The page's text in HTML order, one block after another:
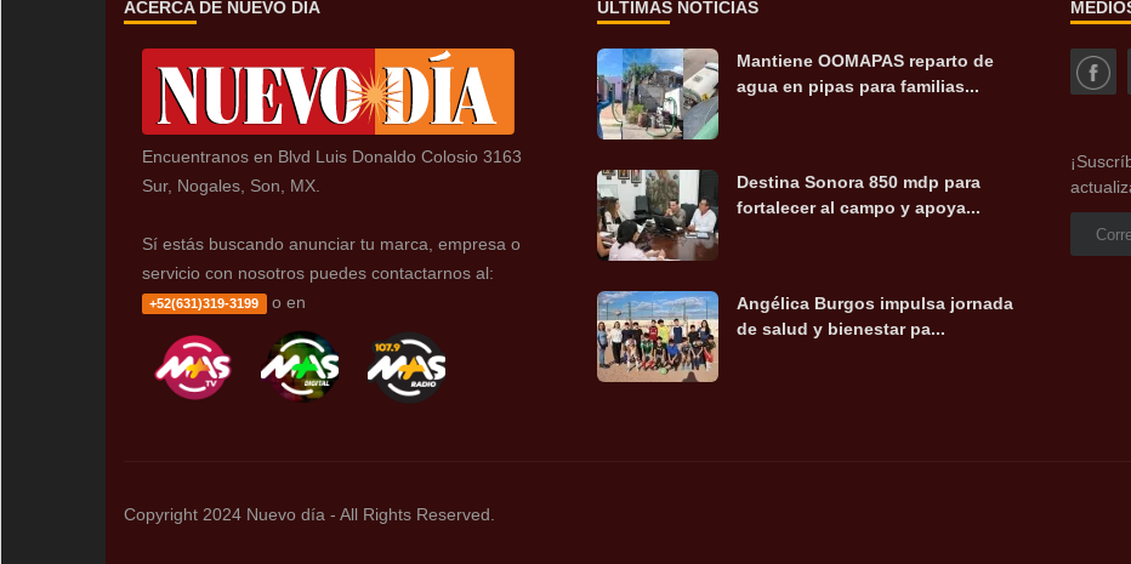
ACERCA DE NUEVO DÍA
Encuentranos en Blvd Luis Donaldo Colosio 3163
Sur, Nogales, Son, MX.
Sí estás buscando anunciar tu marca, empresa o
servicio con nosotros puedes contactarnos al:
+52(631)319-3199 o en
ÚLTIMAS NOTICIAS
Mantiene OOMAPAS reparto de
agua en pipas para familias...
Destina Sonora 850 mdp para
fortalecer al campo y apoya...
Angélica Burgos impulsa jornada
de salud y bienestar pa...
Copyright 2024 Nuevo día - All Rights Reserved.